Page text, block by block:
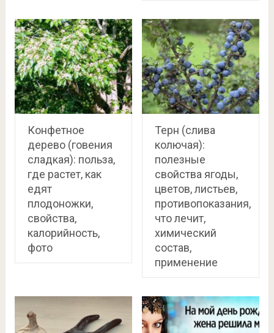
Конфетное
дерево (говения
сладкая): польза,
где растет, как
едят
плодоножки,
свойства,
калорийность,
фото
Терн (слива
колючая):
полезные
свойства ягоды,
цветов, листьев,
противопоказания,
что лечит,
химический
состав,
применение